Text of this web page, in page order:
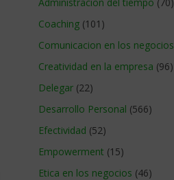
Coaching (101)
Comunicacion en los negocios
Creatividad en la empresa (96)
Delegar (22)
Desarrollo Personal (566)
Efectividad (52)
Empowerment (15)
Etica en los negocios (46)